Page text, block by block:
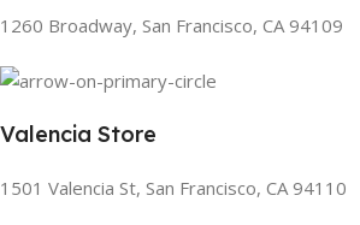
1260 Broadway, San Francisco, CA 94109
Valencia Store
1501 Valencia St, San Francisco, CA 94110